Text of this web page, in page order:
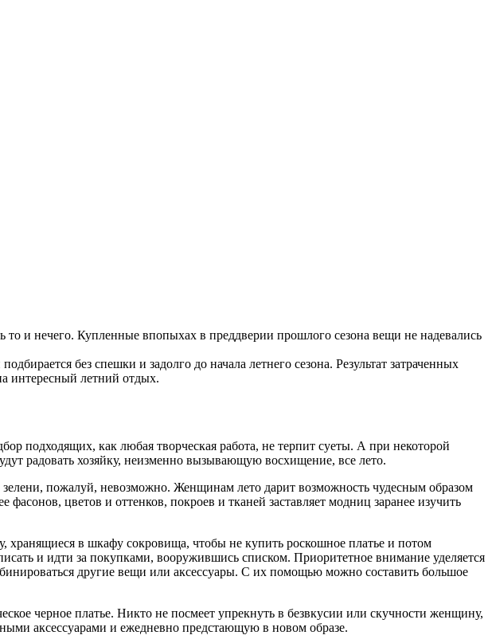
и нечего. Купленные впопыхах в преддверии прошлого сезона вещи не надевались
без спешки и задолго до начала летнего сезона. Результат затраченных
интересный летний отдых.
подходящих, как любая творческая работа, не терпит суеты. А при некоторой
радовать хозяйку, неизменно вызывающую восхищение, все лето.
пожалуй, невозможно. Женщинам лето дарит возможность чудесным образом
цветов и оттенков, покроев и тканей заставляет модниц заранее изучить
хранящиеся в шкафу сокровища, чтобы не купить роскошное платье и потом
и идти за покупками, вооружившись списком. Приоритетное внимание уделяется
другие вещи или аксессуары. С их помощью можно составить большое
черное платье. Никто не посмеет упрекнуть в безвкусии или скучности женщину,
аксессуарами и ежедневно предстающую в новом образе.